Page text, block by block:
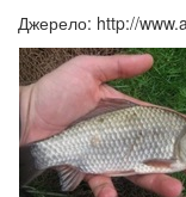
Джерело: http://